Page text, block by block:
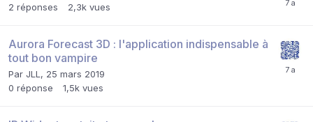
2 réponses 2,3k vues
Aurora Forecast 3D : l'application indispensable à
tout bon vampire
Par JLL , 25 mars 2019
0 réponse 1,5k vues